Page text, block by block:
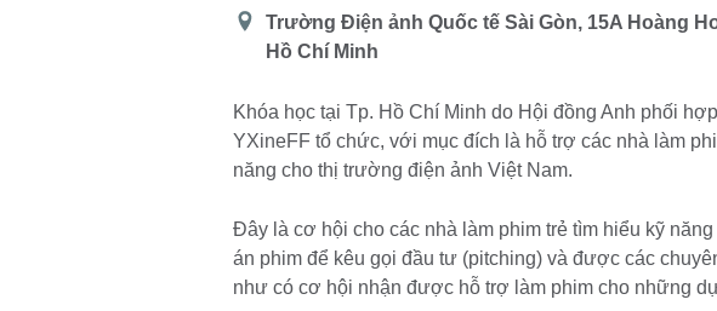
Địa
điểm
Trường Điện ảnh Quốc tế Sài Gòn, 15A Hoàng
Hồ Chí Minh
Khóa học tại Tp. Hồ Chí Minh do Hội đồng Anh phối
YXineFF tổ chức, với mục đích là hỗ trợ các nhà làm
năng cho thị trường điện ảnh Việt Nam.
Đây là cơ hội cho các nhà làm phim trẻ tìm hiểu kỹ
án phim để kêu gọi đầu tư (pitching) và được các
như có cơ hội nhận được hỗ trợ làm phim cho những